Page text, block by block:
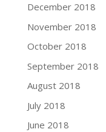
December 2018
November 2018
October 2018
September 2018
August 2018
July 2018
June 2018